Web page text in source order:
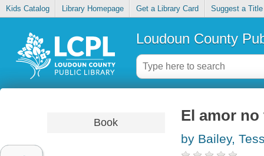
Kids Catalog Library Homepage Get a Library Card Suggest a Title
Loudoun County
Book El amor
by Bailey,